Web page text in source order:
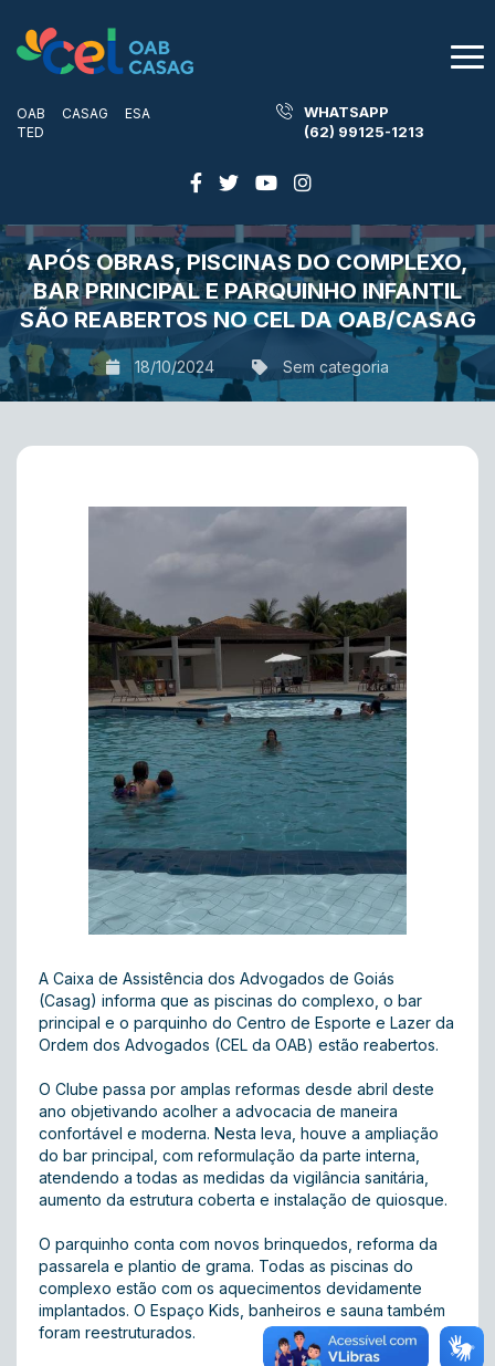
OAB CASAG
ESA
TED
WHATSAPP
(62) 99125-1213
APÓS OBRAS, PISCINAS DO COMPLEXO,
BAR PRINCIPAL E PARQUINHO INFANTIL
SÃO REABERTOS NO CEL DA OAB/CASAG
18/10/2024 Sem categoria
A Caixa de Assistência dos Advogados de Goiás
(Casag) informa que as piscinas do complexo, o bar
principal e o parquinho do Centro de Esporte e Lazer da
Ordem dos Advogados (CEL da OAB) estão reabertos.
O Clube passa por amplas reformas desde abril deste
ano objetivando acolher a advocacia de maneira
confortável e moderna. Nesta leva, houve a ampliação
do bar principal, com reformulação da parte interna,
atendendo a todas as medidas da vigilância sanitária,
aumento da estrutura coberta e instalação de quiosque.
O parquinho conta com novos brinquedos, reforma da
passarela e plantio de grama. Todas as piscinas do
complexo estão com os aquecimentos devidamente
implantados. O Espaço Kids, banheiros e sauna também
foram reestruturados.